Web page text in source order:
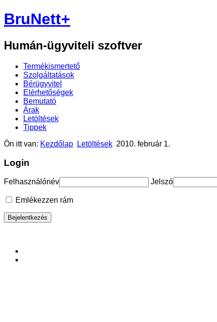
BruNett+
Humán-ügyviteli szoftver
Termékismertető
Szolgáltatások
Bérügyvitel
Elérhetőségek
Bemutató
Árak
Letöltések
Tippek
Ön itt van: Kezdőlap Letöltések 2010. február 1.
Login
Felhasználónév Jelszó
Emlékezzen rám